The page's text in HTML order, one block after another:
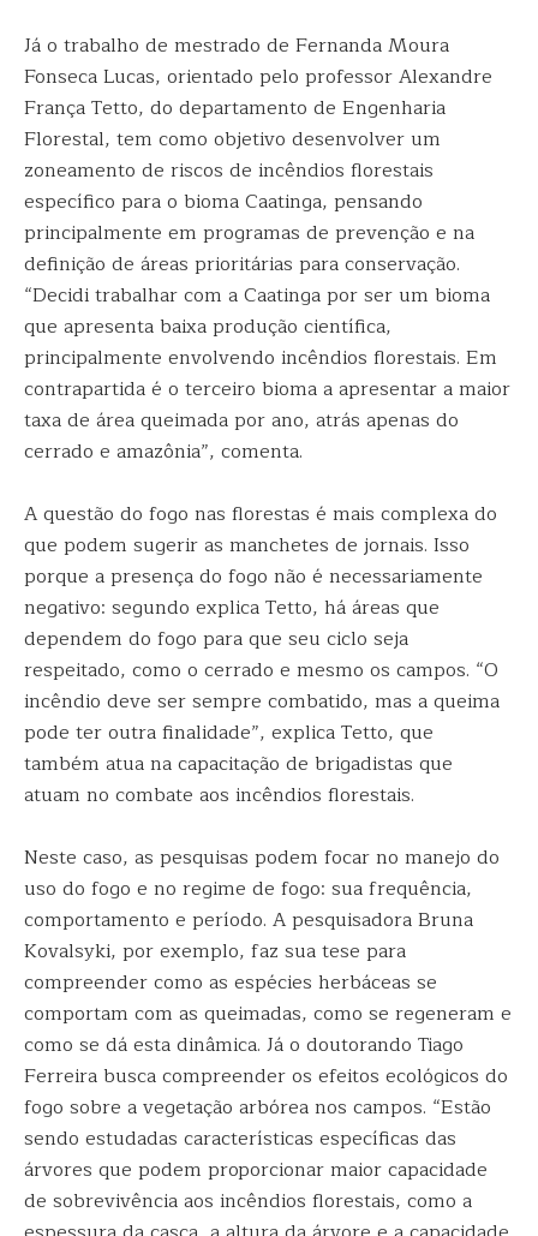
Já o trabalho de mestrado de Fernanda Moura
Fonseca Lucas, orientado pelo professor Alexandre
França Tetto, do departamento de Engenharia
Florestal, tem como objetivo desenvolver um
zoneamento de riscos de incêndios florestais
específico para o bioma Caatinga, pensando
principalmente em programas de prevenção e na
definição de áreas prioritárias para conservação.
“Decidi trabalhar com a Caatinga por ser um bioma
que apresenta baixa produção científica,
principalmente envolvendo incêndios florestais. Em
contrapartida é o terceiro bioma a apresentar a maior
taxa de área queimada por ano, atrás apenas do
cerrado e amazônia”, comenta.
A questão do fogo nas florestas é mais complexa do
que podem sugerir as manchetes de jornais. Isso
porque a presença do fogo não é necessariamente
negativo: segundo explica Tetto, há áreas que
dependem do fogo para que seu ciclo seja
respeitado, como o cerrado e mesmo os campos. “O
incêndio deve ser sempre combatido, mas a queima
pode ter outra finalidade”, explica Tetto, que
também atua na capacitação de brigadistas que
atuam no combate aos incêndios florestais.
Neste caso, as pesquisas podem focar no manejo do
uso do fogo e no regime de fogo: sua frequência,
comportamento e período. A pesquisadora Bruna
Kovalsyki, por exemplo, faz sua tese para
compreender como as espécies herbáceas se
comportam com as queimadas, como se regeneram e
como se dá esta dinâmica. Já o doutorando Tiago
Ferreira busca compreender os efeitos ecológicos do
fogo sobre a vegetação arbórea nos campos. “Estão
sendo estudadas características específicas das
árvores que podem proporcionar maior capacidade
de sobrevivência aos incêndios florestais, como a